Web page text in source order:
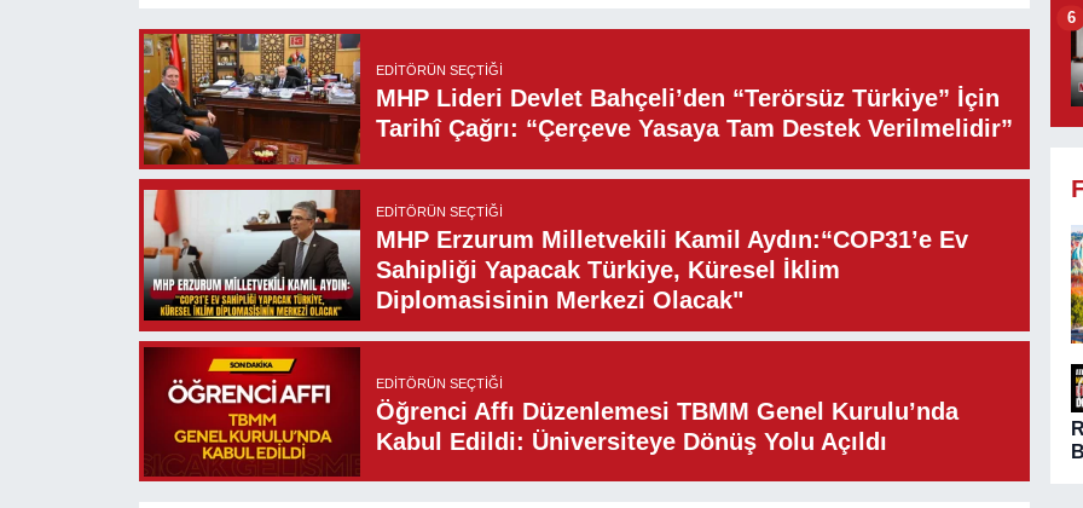
EDITÖRÜN SEÇTIĞI
MHP Lideri Devlet Bahçeli’den “Terörsüz Türkiye” İçin
Tarihî Çağrı: “Çerçeve Yasaya Tam Destek Verilmelidir”
EDITÖRÜN SEÇTIĞI
MHP Erzurum Milletvekili Kamil Aydın:“COP31’e Ev
Sahipliği Yapacak Türkiye, Küresel İklim
Diplomasisinin Merkezi Olacak"
EDITÖRÜN SEÇTIĞI
Öğrenci Affı Düzenlemesi TBMM Genel Kurulu’nda
Kabul Edildi: Üniversiteye Dönüş Yolu Açıldı
6